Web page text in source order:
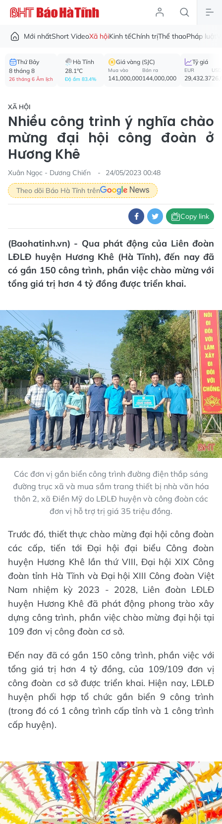
Mới nhấtShort VideoXã hộiKinh tếChính trịThể thaoPháp luật
Thứ Bảy
8 tháng 8
26 tháng 6 Âm lịch
Hà Tĩnh
28.1°C
Độ ẩm 83.4%
Giá vàng (SJC)
Mua vào
141,000,000
Bán ra
144,000,000
Tỷ giá
EUR
29,432.37
USD
XÃ HỘI
Nhiều công trình ý nghĩa chào
mừng đại hội công đoàn ở
Hương Khê
Xuân Ngọc - Dương Chiến
24/05/2023 00:48
Theo dõi Báo Hà Tĩnh trên
Copy link
(Baohatinh.vn) - Qua phát động của Liên đoàn
LĐLĐ huyện Hương Khê (Hà Tĩnh), đến nay đã
có gần 150 công trình, phần việc chào mừng với
tổng giá trị hơn 4 tỷ đồng được triển khai.
Các đơn vị gắn biển công trình đường điện thắp sáng
đường trục xã và mua sắm trang thiết bị nhà văn hóa
thôn 2, xã Điền Mỹ do LĐLĐ huyện và công đoàn các
đơn vị hỗ trợ trị giá 35 triệu đồng.
Trước đó, thiết thực chào mừng đại hội công đoàn
các cấp, tiến tới Đại hội đại biểu Công đoàn
huyện Hương Khê lần thứ VIII, Đại hội XIX Công
đoàn tỉnh Hà Tĩnh và Đại hội XIII Công đoàn Việt
Nam nhiệm kỳ 2023 - 2028, Liên đoàn LĐLĐ
huyện Hương Khê đã phát động phong trào xây
dựng công trình, phần việc chào mừng đại hội tại
109 đơn vị công đoàn cơ sở.
Đến nay đã có gần 150 công trình, phần việc với
tổng giá trị hơn 4 tỷ đồng, của 109/109 đơn vị
công đoàn cơ sở được triển khai. Hiện nay, LĐLĐ
huyện phối hợp tổ chức gắn biển 9 công trình
(trong đó có 1 công trình cấp tỉnh và 1 công trình
cấp huyện).